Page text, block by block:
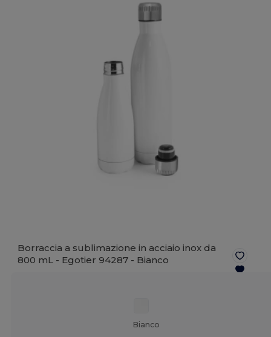
Borraccia a sublimazione in acciaio inox da
800 mL - Egotier 94287 - Bianco
Bianco